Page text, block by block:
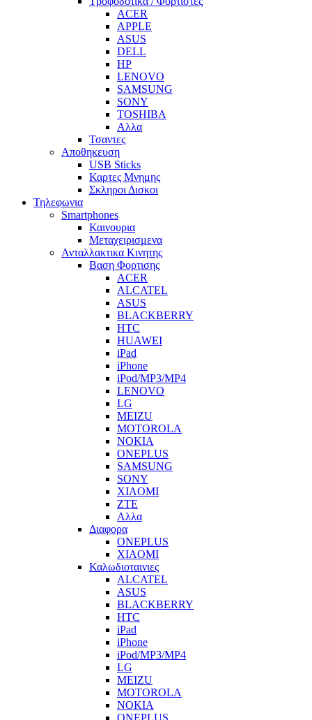
ACER
APPLE
ASUS
DELL
HP
LENOVO
SAMSUNG
SONY
TOSHIBA
Αλλα
Τσαντες
Αποθηκευση
USB Sticks
Καρτες Μνημης
Σκληροι Δισκοι
Τηλεφωνια
Smartphones
Καινουρια
Μεταχειρισμενα
Ανταλλακτικα Κινητης
Βαση Φορτισης
ACER
ALCATEL
ASUS
BLACKBERRY
HTC
HUAWEI
iPad
iPhone
iPod/MP3/MP4
LENOVO
LG
MEIZU
MOTOROLA
NOKIA
ONEPLUS
SAMSUNG
SONY
XIAOMI
ZTE
Αλλα
Διαφορα
ONEPLUS
XIAOMI
Καλωδιοταινιες
ALCATEL
ASUS
BLACKBERRY
HTC
iPad
iPhone
iPod/MP3/MP4
LG
MEIZU
MOTOROLA
NOKIA
ONEPLUS